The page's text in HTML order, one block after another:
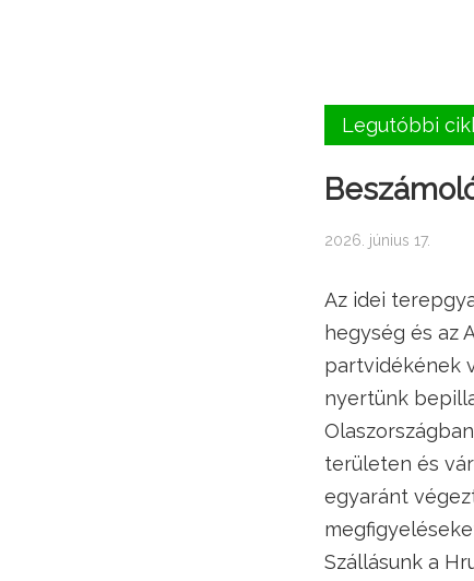
Legutóbbi
2026. június 17.
Az idei
hegység és az
partvidékének
nyertünk
területen és
egyaránt
Szállásunk a